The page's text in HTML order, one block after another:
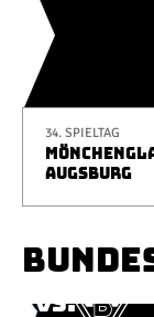
34. SPIELTAG
AUGSBURG